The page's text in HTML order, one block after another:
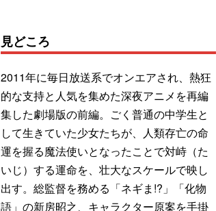
見どころ
2011年に毎日放送系でオンエアされ、熱狂
的な支持と人気を集めた深夜アニメを再編
集した劇場版の前編。ごく普通の中学生と
して生きていた少女たちが、人類存亡の命
運を握る魔法使いとなったことで対峙（た
いじ）する運命を、壮大なスケールで映し
出す。総監督を務める「ネギま!?」「化物
語」の新房昭之、キャラクター原案を手掛